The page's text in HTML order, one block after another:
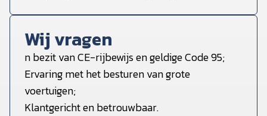
Wij vragen
n bezit van CE-rijbewijs en geldige Code 95;
Ervaring met het besturen van grote
voertuigen;
Klantgericht en betrouwbaar.